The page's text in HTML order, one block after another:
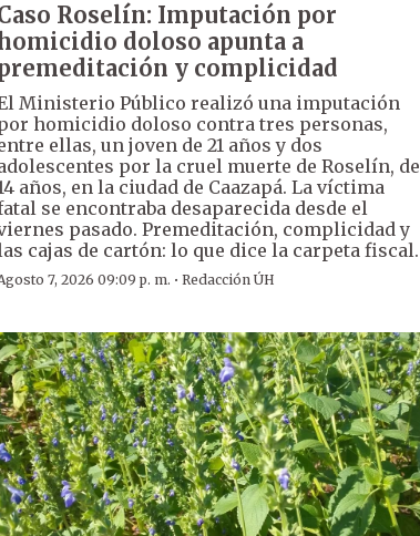
Roselín: Imputación por
doloso apunta a
y complicidad
Ministerio Público realizó una imputación
homicidio doloso contra tres personas,
ellas, un joven de 21 años y dos
por la cruel muerte de Roselín, de
años, en la ciudad de Caazapá. La víctima
se encontraba desaparecida desde el
pasado. Premeditación, complicidad y
cajas de cartón: lo que dice la carpeta fiscal.
7, 2026 09:09 p. m. ·Redacción ÚH